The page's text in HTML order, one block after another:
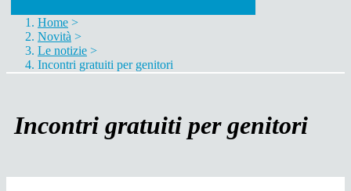
Home >
Novità >
Le notizie >
Incontri gratuiti per genitori
Incontri gratuiti per genitori